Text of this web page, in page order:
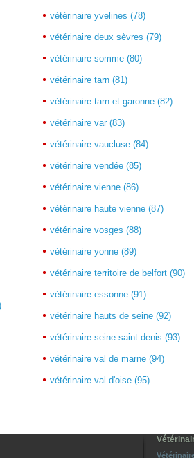
vétérinaire yvelines (78)
vétérinaire deux sèvres (79)
vétérinaire somme (80)
vétérinaire tarn (81)
vétérinaire tarn et garonne (82)
vétérinaire var (83)
vétérinaire vaucluse (84)
vétérinaire vendée (85)
vétérinaire vienne (86)
vétérinaire haute vienne (87)
vétérinaire vosges (88)
vétérinaire yonne (89)
vétérinaire territoire de belfort (90)
vétérinaire essonne (91)
vétérinaire hauts de seine (92)
vétérinaire seine saint denis (93)
vétérinaire val de marne (94)
vétérinaire val d'oise (95)